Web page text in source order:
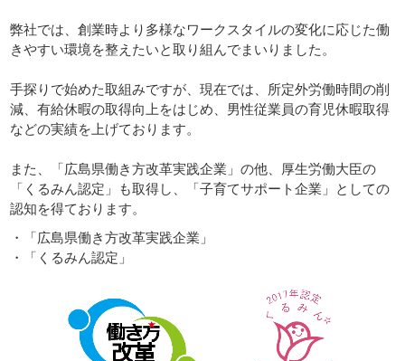
弊社では、創業時より多様なワークスタイルの変化に応じた働
きやすい環境を整えたいと取り組んでまいりました。
手探りで始めた取組みですが、現在では、所定外労働時間の削
減、有給休暇の取得向上をはじめ、男性従業員の育児休暇取得
などの実績を上げております。
また、「広島県働き方改革実践企業」の他、厚生労働大臣の
「くるみん認定」も取得し、「子育てサポート企業」としての
認知を得ております。
「広島県働き方改革実践企業」
「くるみん認定」